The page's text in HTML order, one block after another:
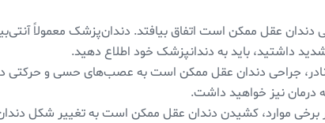
عقل ممکن است اتفاق بیافتد. دندان‌پزشک معمولاً
داشتید، باید به دندانپزشک خود اطلاع دهید.
نادر، جراحی دندان عقل ممکن است به عصب‌های حسی و حرکتی
درمان نیز خواهید داشت.
برخی موارد، کشیدن دندان عقل ممکن است به تغییر شکل